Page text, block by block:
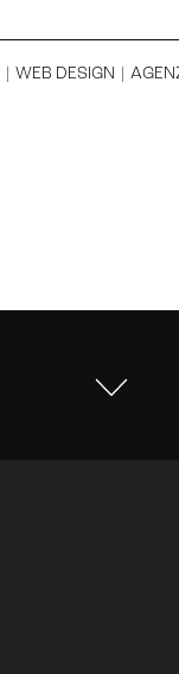
WEB DESIGN